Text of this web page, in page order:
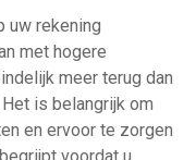
uw rekening
met hogere
meer terug dan
is belangrijk om
en ervoor te zorgen